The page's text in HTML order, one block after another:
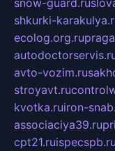
shkurki-
ecolog.org.ru
avto-vozim.ru
stroyavt.ru
kvotka.ruiron-
associaciya39.ru
cpt21.ruispecspb.ru